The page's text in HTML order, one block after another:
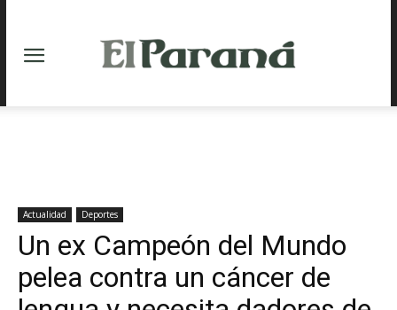
Actualidad Deportes
Un ex Campeón del Mundo
pelea contra un cáncer de